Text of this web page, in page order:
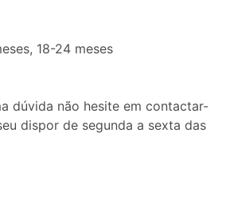
18-24 meses
dúvida não hesite em contactar-
dispor de segunda a sexta das